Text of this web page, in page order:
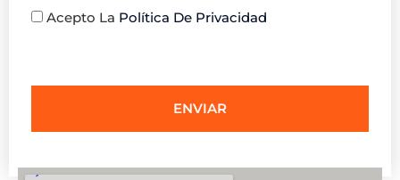
Acepto La Política De Privacidad
ENVIAR